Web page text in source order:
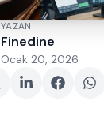
YAZAN
Finedine
Ocak 20, 2026